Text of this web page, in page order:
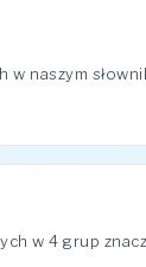
naszym
w 4 grup